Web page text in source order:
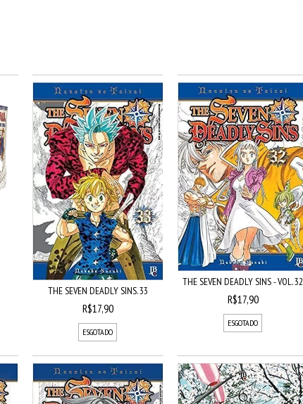
THE SEVEN DEADLY SINS. 33
R$17,90
ESGOTADO
THE SEVEN DEADLY SINS - VOL. 32
R$17,90
ESGOTADO